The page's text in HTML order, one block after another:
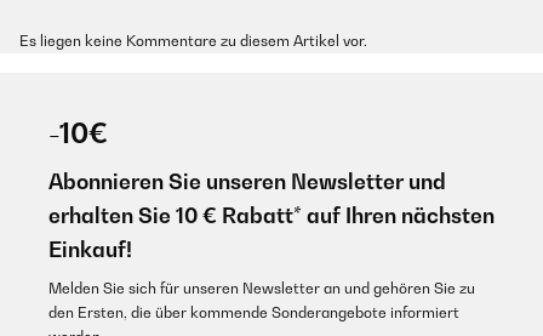
Es liegen keine Kommentare zu diesem Artikel vor.
-10€
Abonnieren Sie unseren Newsletter und
erhalten Sie 10 € Rabatt* auf Ihren nächsten
Einkauf!
Melden Sie sich für unseren Newsletter an und gehören Sie zu
den Ersten, die über kommende Sonderangebote informiert